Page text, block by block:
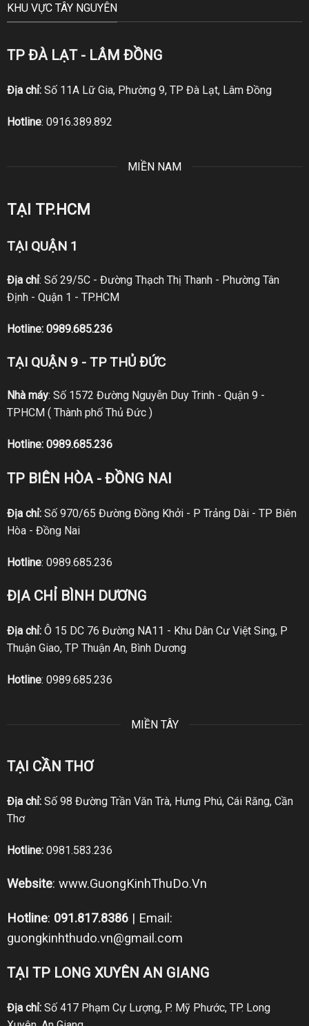
KHU VỰC TÂY NGUYÊN
TP ĐÀ LẠT - LÂM ĐỒNG
Địa chỉ:Số 11A Lữ Gia, Phường 9, TP Đà Lạt, Lâm Đồng
Hotline: 0916.389.892
MIỀN NAM
TẠI TP.HCM
TẠI QUẬN 1
Địa chỉ: Số 29/5C - Đường Thạch Thị Thanh - Phường Tân
Định - Quận 1 - TP.HCM
Hotline: 0989.685.236
TẠI QUẬN 9 - TP THỦ ĐỨC
Nhà máy: Số 1572 Đường Nguyễn Duy Trinh - Quận 9 -
TPHCM ( Thành phố Thủ Đức )
Hotline: 0989.685.236
TP BIÊN HÒA - ĐỒNG NAI
Địa chỉ:Số 970/65 Đường Đồng Khởi - P Trảng Dài - TP Biên
Hòa - Đồng Nai
Hotline: 0989.685.236
ĐỊA CHỈ BÌNH DƯƠNG
Địa chỉ:Ô 15 DC 76 Đường NA11 - Khu Dân Cư Việt Sing, P
Thuận Giao, TP Thuận An, Bình Dương
Hotline: 0989.685.236
MIỀN TÂY
TẠI CẦN THƠ
Địa chỉ:Số 98 Đường Trần Văn Trà, Hưng Phú, Cái Răng, Cần
Thơ
Hotline: 0981.583.236
Website: www.GuongKinhThuDo.Vn
Hotline: 091.817.8386| Email:
guongkinhthudo.vn@gmail.com
TẠI TP LONG XUYÊN AN GIANG
Địa chỉ:Số 417 Phạm Cự Lượng, P. Mỹ Phước, TP. Long